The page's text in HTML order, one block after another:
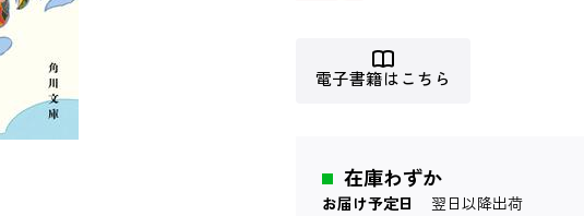
電子書籍はこちら
在庫わずか
お届け予定日 翌日以降出荷